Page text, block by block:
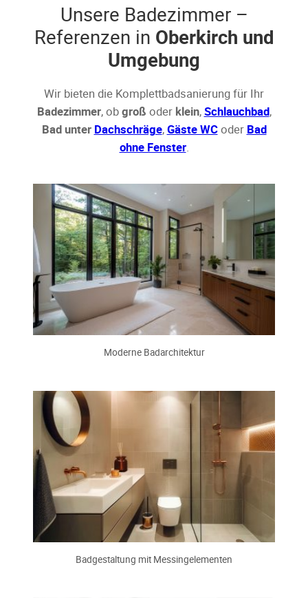
Unsere Badezimmer –
Referenzen in Oberkirch und
Umgebung
Wir bieten die Komplettbadsanierung für Ihr
Badezimmer, obgroß oder klein,Schlauchbad,
Bad unter Dachschräge,Gäste WCoder Bad
ohne Fenster.
Moderne Badarchitektur
Badgestaltung mit Messingelementen